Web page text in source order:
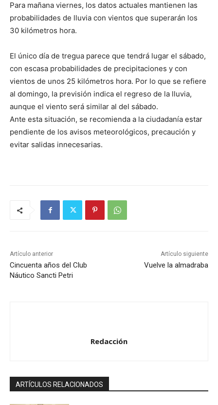
Para mañana viernes, los datos actuales mantienen las
probabilidades de lluvia con vientos que superarán los
30 kilómetros hora.
El único día de tregua parece que tendrá lugar el sábado,
con escasa probabilidades de precipitaciones y con
vientos de unos 25 kilómetros hora. Por lo que se refiere
al domingo, la previsión indica el regreso de la lluvia,
aunque el viento será similar al del sábado.
Ante esta situación, se recomienda a la ciudadanía estar
pendiente de los avisos meteorológicos, precaución y
evitar salidas innecesarias.
Artículo anterior
Cincuenta años del Club
Náutico Sancti Petri
Artículo siguiente
Vuelve la almadraba
Redacción
ARTÍCULOS RELACIONADOS